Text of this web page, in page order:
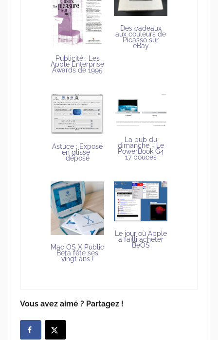
Publicité : Les
Apple Enterprise
Awards de 1995
Des cadeaux
aux couleurs de
Picasso sur
eBay
Astuce : Exposé
en glissé-
déposé
La pub du
dimanche - Le
PowerBook G4
17 pouces
Mac OS X Public
Beta fête ses
vingt ans !
Le jour où Apple
a failli acheter
BeOS
Vous avez aimé ? Partagez !